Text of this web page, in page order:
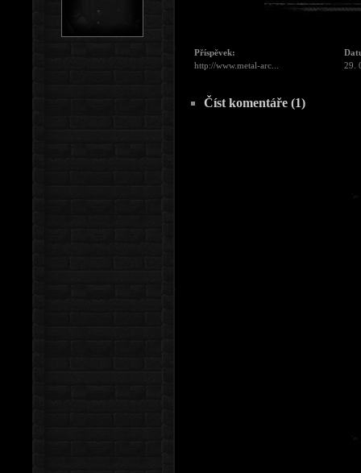
Příspěvek:
http://www.metal-arc...
29.
Číst komentáře (1)